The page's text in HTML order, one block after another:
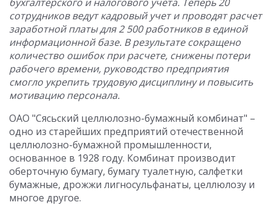
сотрудников ведут кадровый учет и проводят расчет
заработной платы для 2 500 работников в единой
информационной базе. В результате сокращено
количество ошибок при расчете, снижены потери
рабочего времени, руководство предприятия
смогло укрепить трудовую дисциплину и повысить
мотивацию персонала.
ОАО "Сясьский целлюлозно-бумажный комбинат" –
одно из старейших предприятий отечественной
целлюлозно-бумажной промышленности,
основанное в 1928 году. Комбинат производит
оберточную бумагу, бумагу туалетную, салфетки
бумажные, дрожжи лигносульфанаты, целлюлозу и
многое другое.